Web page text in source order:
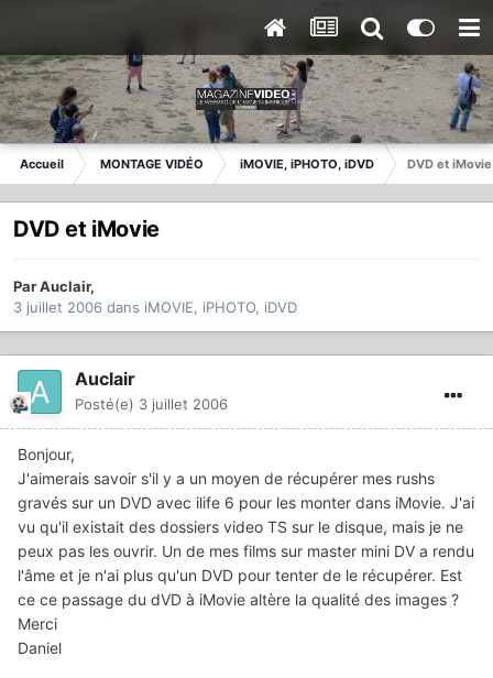
Accueil MONTAGE VIDÉO iMOVIE, iPHOTO, iDVD DVD et iMovie
DVD et iMovie
ParAuclair,
3 juillet 2006 dans iMOVIE, iPHOTO, iDVD
Auclair
Posté(e) 3 juillet 2006
Bonjour,
J'aimerais savoir s'il y a un moyen de récupérer mes rushs
gravés sur un DVD avec ilife 6 pour les monter dans iMovie. J'ai
vu qu'il existait des dossiers video TS sur le disque, mais je ne
peux pas les ouvrir. Un de mes films sur master mini DV a rendu
l'âme et je n'ai plus qu'un DVD pour tenter de le récupérer. Est
ce ce passage du dVD à iMovie altère la qualité des images ?
Merci
Daniel